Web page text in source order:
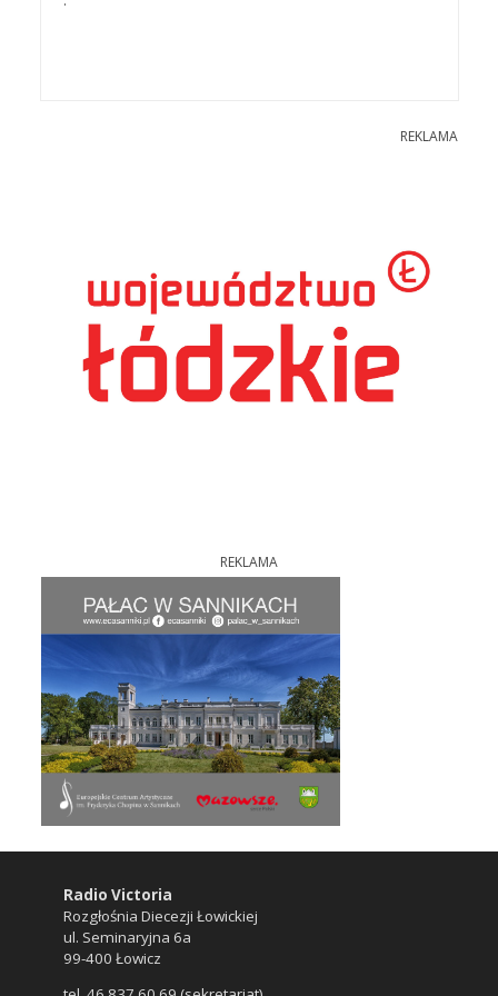
REKLAMA
REKLAMA
Radio Victoria
Rozgłośnia Diecezji Łowickiej
ul. Seminaryjna 6a
99-400 Łowicz